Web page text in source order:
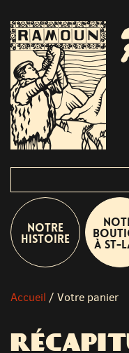
Notre
Histoire à St-
Accueil / Votre panier